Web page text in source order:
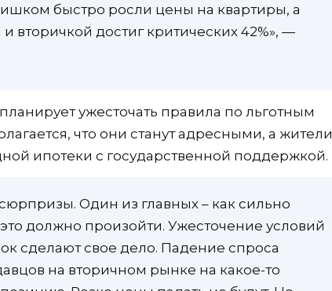
быстро росли цены на квартиры, а
вторичкой достиг критических 42%», —
ужесточать правила по льготным
что они станут адресными, а жители
ипотеки с государственной поддержкой.
Один из главных – как сильно
должно произойти. Ужесточение условий
сделают свое дело. Падение спроса
на вторичном рынке на какое-то